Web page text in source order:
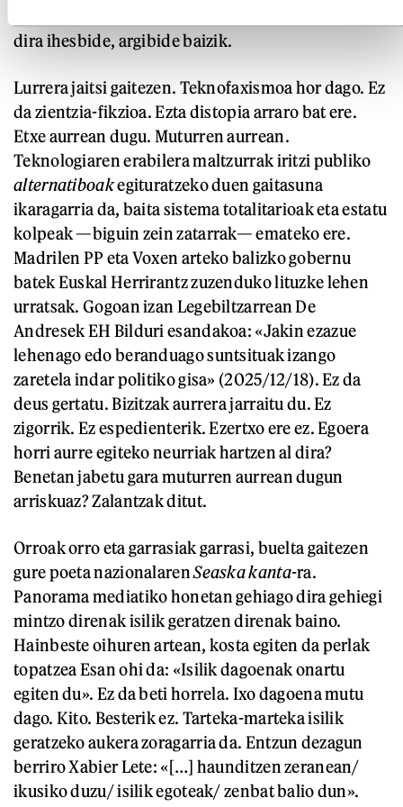
dira ihesbide, argibide baizik.
Lurrera jaitsi gaitezen. Teknofaxismoa hor dago. Ez
da zientzia-fikzioa. Ezta distopia arraro bat ere.
Etxe aurrean dugu. Muturren aurrean.
Teknologiaren erabilera maltzurrak iritzi publiko
alternatiboakegituratzeko duen gaitasuna
ikaragarria da, baita sistema totalitarioak eta estatu
kolpeak —biguin zein zatarrak— emateko ere.
Madrilen PP eta Voxen arteko balizko gobernu
batek Euskal Herrirantz zuzenduko lituzke lehen
urratsak. Gogoan izan Legebiltzarrean De
Andresek EH Bilduri esandakoa: «Jakin ezazue
lehenago edo beranduago suntsituak izango
zaretela indar politiko gisa» (2025/12/18). Ez da
deus gertatu. Bizitzak aurrera jarraitu du. Ez
zigorrik. Ez espedienterik. Ezertxo ere ez. Egoera
horri aurre egiteko neurriak hartzen al dira?
Benetan jabetu gara muturren aurrean dugun
arriskuaz? Zalantzak ditut.
Orroak orro eta garrasiak garrasi, buelta gaitezen
gure poeta nazionalarenSeaskakanta-ra.
Panorama mediatiko honetan gehiago dira gehiegi
mintzo direnak isilik geratzen direnak baino.
Hainbeste oihuren artean, kosta egiten da perlak
topatzea Esan ohi da: «Isilik dagoenak onartu
egiten du». Ez da beti horrela. Ixo dagoena mutu
dago. Kito. Besterik ez. Tarteka-marteka isilik
geratzeko aukera zoragarria da. Entzun dezagun
berriro Xabier Lete: «[…] haunditzen zeranean/
ikusiko duzu/ isilik egoteak/ zenbat balio dun».